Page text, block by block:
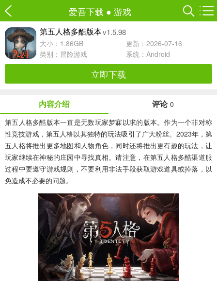
爱吾下载 ● 游戏
第五人格多酷版本v1.5.98
大小：1.86GB
更新：2026-07-16
类别： 冒险游戏 系统：Android
立即下载
内容介绍 评论 0
第五人格多酷版本一直是无数玩家梦寐以求的版本。作为一个非对称
性竞技游戏，第五人格以其独特的玩法吸引了广大粉丝。2023年，第
五人格将推出更多地图和人物角色，同时还将推出更有趣的玩法，让
玩家继续在神秘的庄园中寻找真相。请注意，在第五人格多酷渠道服
过程中要遵守游戏规则，不要利用非法手段获取游戏道具或掉落，以
免造成不必要的问题。